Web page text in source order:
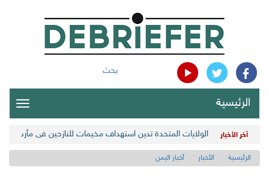
بحث
الرئيسية
آخر الأخبار الولايات المتحدة تدين استهداف مخيمات للنازحين في مأرب
الرئيسية الأخبار أخبار اليمن